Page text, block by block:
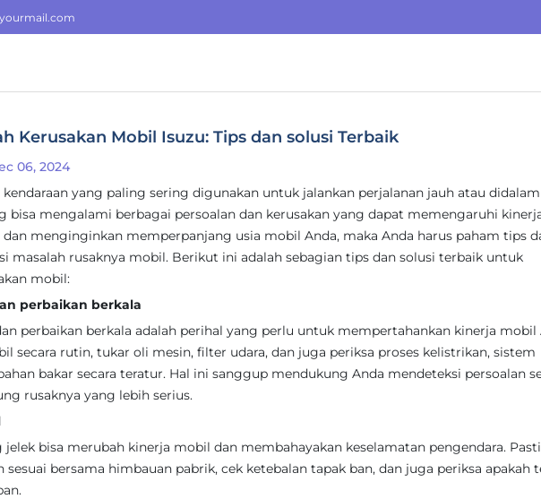
Kerusakan Mobil Isuzu: Tips dan solusi Terbaik
06, 2024
kendaraan yang paling sering digunakan untuk jalankan perjalanan jauh atau
bisa mengalami berbagai persoalan dan kerusakan yang dapat memengaruhi
menginginkan memperpanjang usia mobil Anda, maka Anda harus paham tips
masalah rusaknya mobil. Berikut ini adalah sebagian tips dan solusi terbaik untuk
mobil:
perbaikan berkala
perbaikan berkala adalah perihal yang perlu untuk mempertahankan kinerja mobil
secara rutin, tukar oli mesin, filter udara, dan juga periksa proses kelistrikan, sistem
bakar secara teratur. Hal ini sanggup mendukung Anda mendeteksi persoalan
rusaknya yang lebih serius.
bisa merubah kinerja mobil dan membahayakan keselamatan pengendara.
sesuai bersama himbauan pabrik, cek ketebalan tapak ban, dan juga periksa apakah